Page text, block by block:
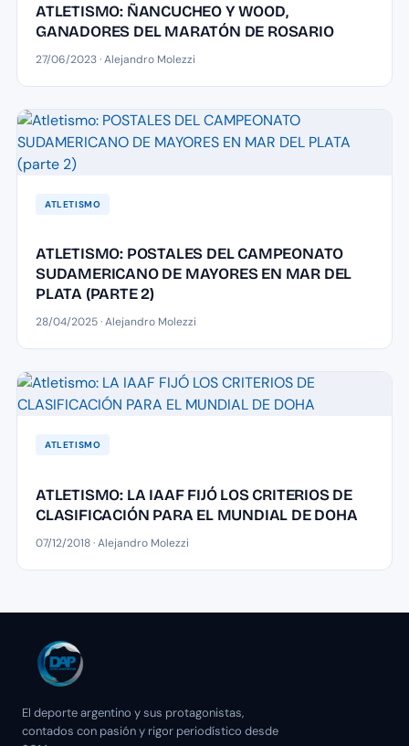
ATLETISMO: ÑANCUCHEO Y WOOD,
GANADORES DEL MARATÓN DE ROSARIO
27/06/2023 · Alejandro Molezzi
ATLETISMO
ATLETISMO: POSTALES DEL CAMPEONATO
SUDAMERICANO DE MAYORES EN MAR DEL
PLATA (PARTE 2)
28/04/2025 · Alejandro Molezzi
ATLETISMO
ATLETISMO: LA IAAF FIJÓ LOS CRITERIOS DE
CLASIFICACIÓN PARA EL MUNDIAL DE DOHA
07/12/2018 · Alejandro Molezzi
El deporte argentino y sus protagonistas,
contados con pasión y rigor periodístico desde